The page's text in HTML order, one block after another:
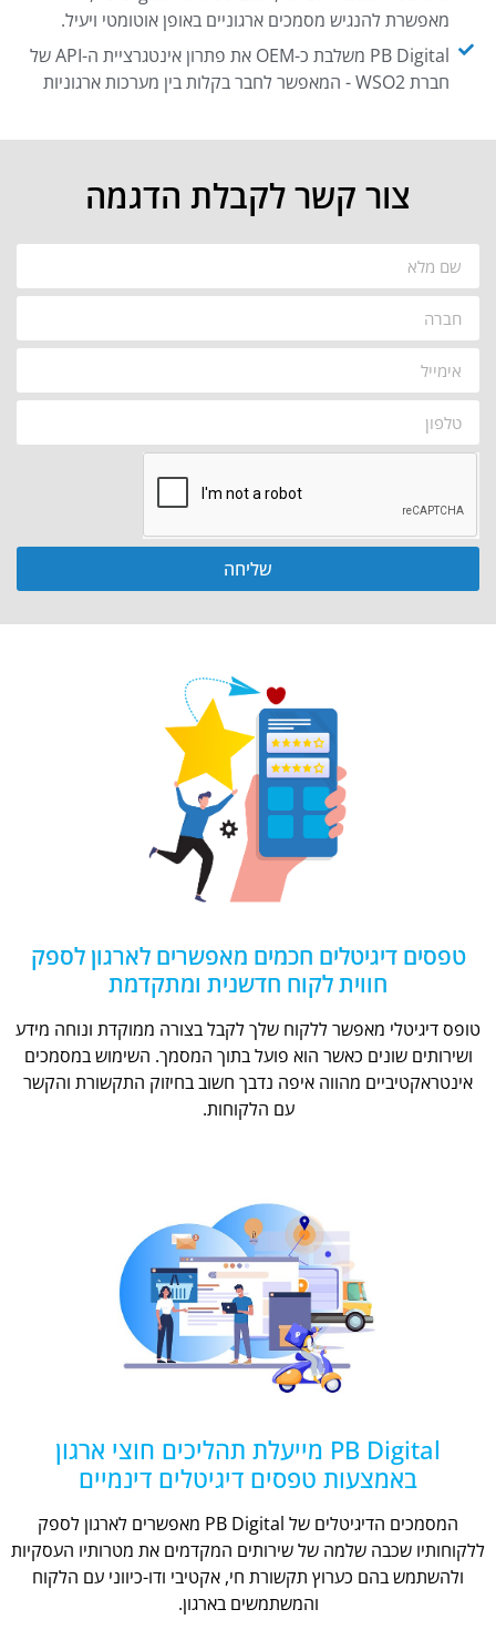
מאפשרת להנגיש מסמכים ארגוניים באופן אוטומטי ויעיל.
PB Digital משלבת כ-OEM את פתרון אינטגרציית ה-API של
חברת WSO2 - המאפשר לחבר בקלות בין מערכות ארגוניות
צור קשר לקבלת הדגמה
שליחה
טפסים דיגיטלים חכמים מאפשרים לארגון לספק
חווית לקוח חדשנית ומתקדמת
טופס דיגיטלי מאפשר ללקוח שלך לקבל בצורה ממוקדת ונוחה מידע
ושירותים שונים כאשר הוא פועל בתוך המסמך. השימוש במסמכים
אינטראקטיביים מהווה איפה נדבך חשוב בחיזוק התקשורת והקשר
עם הלקוחות.
PB Digital מייעלת תהליכים חוצי ארגון
באמצעות טפסים דיגיטלים דינמיים
המסמכים הדיגיטלים של PB Digital מאפשרים לארגון לספק
ללקוחותיו שכבה שלמה של שירותים המקדמים את מטרותיו העסקיות
ולהשתמש בהם כערוץ תקשורת חי, אקטיבי ודו-כיווני עם הלקוח
והמשתמשים בארגון.